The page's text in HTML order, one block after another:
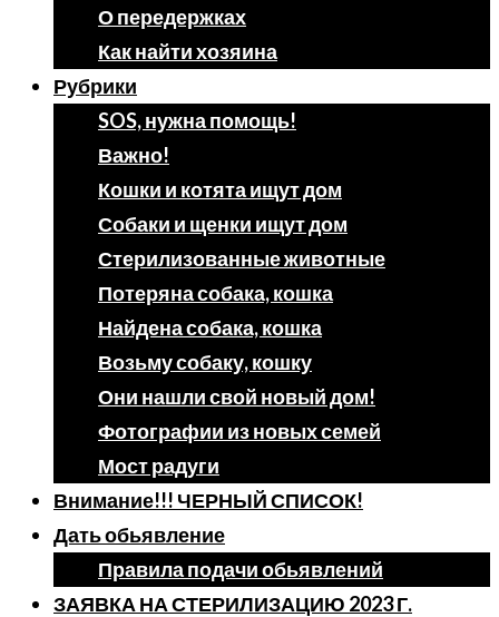
О передержках
Как найти хозяина
Рубрики
SOS, нужна помощь!
Важно!
Кошки и котята ищут дом
Собаки и щенки ищут дом
Стерилизованные животные
Потеряна собака, кошка
Найдена собака, кошка
Возьму собаку, кошку
Они нашли свой новый дом!
Фотографии из новых семей
Мост радуги
Внимание!!! ЧЕРНЫЙ СПИСОК!
Дать обьявление
Правила подачи обьявлений
ЗАЯВКА НА СТЕРИЛИЗАЦИЮ 2023 Г.